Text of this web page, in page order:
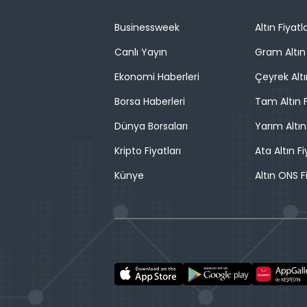
Businessweek
Canlı Yayın
Ekonomi Haberleri
Borsa Haberleri
Dünya Borsaları
Kripto Fiyatları
Künye
Altın
Gram Altın
Çeyrek
Tam Altın
Yarım
Ata Altın
Altın ONS